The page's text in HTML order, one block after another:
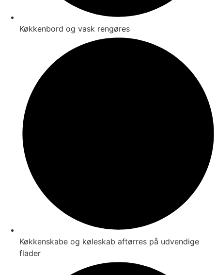
Køkkenbord og vask rengøres
Køkkenskabe og køleskab aftørres på udvendige
flader